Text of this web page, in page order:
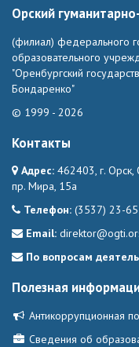
Орский
(филиал) федерального
образовательного
"Оренбургский
Бондаренко"
© 1999 - 2026
Контакты
Адрес: 462403, г. Орск,
пр. Мира, 15а
Телефон: (3537) 23-
Email:
По вопросам
Полезная
Антикоррупционная
Сведения об